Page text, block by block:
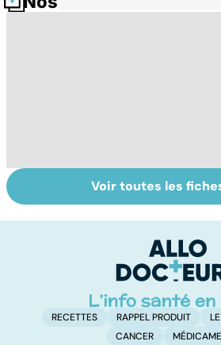
Tout savoir sur le
cerveau
doré
Voir toutes les
RECETTES RAPPEL PRODUIT
CANCER